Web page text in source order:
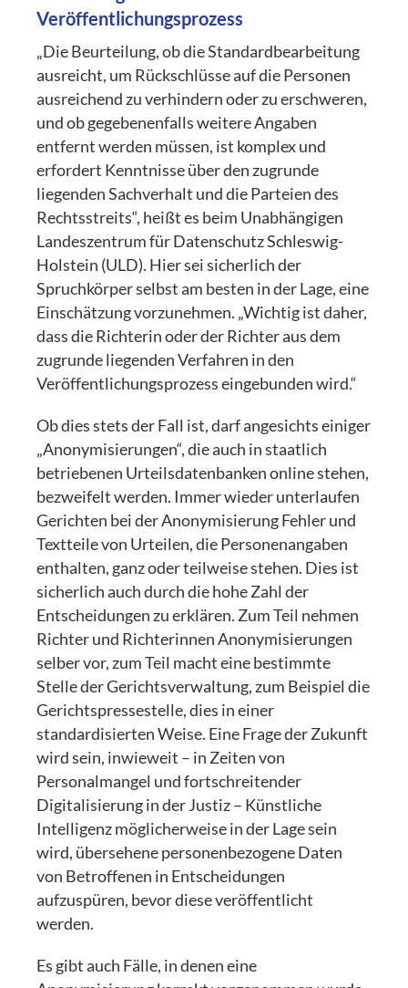
Veröffentlichungsprozess
„Die Beurteilung, ob die Standardbearbeitung
ausreicht, um Rückschlüsse auf die Personen
ausreichend zu verhindern oder zu erschweren,
und ob gegebenenfalls weitere Angaben
entfernt werden müssen, ist komplex und
erfordert Kenntnisse über den zugrunde
liegenden Sachverhalt und die Parteien des
Rechtsstreits“, heißt es beim Unabhängigen
Landeszentrum für Datenschutz Schleswig-
Holstein (ULD). Hier sei sicherlich der
Spruchkörper selbst am besten in der Lage, eine
Einschätzung vorzunehmen. „Wichtig ist daher,
dass die Richterin oder der Richter aus dem
zugrunde liegenden Verfahren in den
Veröffentlichungsprozess eingebunden wird.“
Ob dies stets der Fall ist, darf angesichts einiger
„Anonymisierungen“, die auch in staatlich
betriebenen Urteilsdatenbanken online stehen,
bezweifelt werden. Immer wieder unterlaufen
Gerichten bei der Anonymisierung Fehler und
Textteile von Urteilen, die Personenangaben
enthalten, ganz oder teilweise stehen. Dies ist
sicherlich auch durch die hohe Zahl der
Entscheidungen zu erklären. Zum Teil nehmen
Richter und Richterinnen Anonymisierungen
selber vor, zum Teil macht eine bestimmte
Stelle der Gerichtsverwaltung, zum Beispiel die
Gerichtspressestelle, dies in einer
standardisierten Weise. Eine Frage der Zukunft
wird sein, inwieweit – in Zeiten von
Personalmangel und fortschreitender
Digitalisierung in der Justiz – Künstliche
Intelligenz möglicherweise in der Lage sein
wird, übersehene personenbezogene Daten
von Betroffenen in Entscheidungen
aufzuspüren, bevor diese veröffentlicht
werden.
Es gibt auch Fälle, in denen eine